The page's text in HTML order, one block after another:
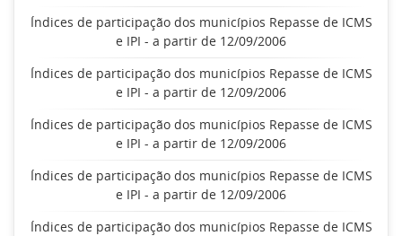
Índices de participação dos municípios Repasse de ICMS
e IPI - a partir de 12/09/2006
Índices de participação dos municípios Repasse de ICMS
e IPI - a partir de 12/09/2006
Índices de participação dos municípios Repasse de ICMS
e IPI - a partir de 12/09/2006
Índices de participação dos municípios Repasse de ICMS
e IPI - a partir de 12/09/2006
Índices de participação dos municípios Repasse de ICMS